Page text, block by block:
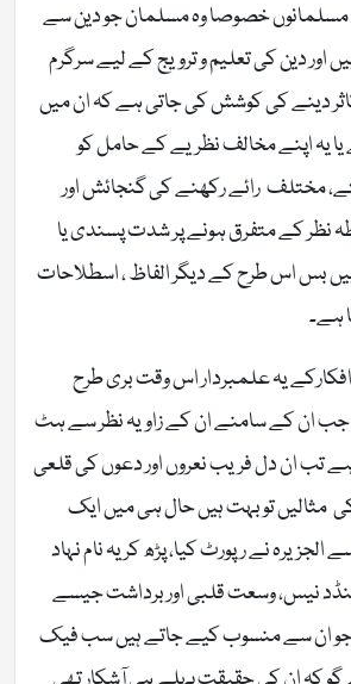
خصوصا وہ مسلمان جو دین سے
اور دین کی تعلیم و ترویج کے لیے سرگرم
دینے کی کوشش کی جاتی ہے کہ ان میں
یہ اپنے مخالف نظریے کے حامل کو
مختلف رائے رکھنے کی گنجائش اور
نظر کے متفرق ہونے پر شدت پسندی یا
بس اس طرح کے دیگر الفاظ ، اسطلاحات
ہے۔
یہ علمبردار اس وقت بری طرح
جب ان کے سامنے ان کے زاویہ نظر سے ہٹ
ہے تب ان دل فریب نعروں اور دعوں کی قلعی
مثالیں تو بہت ہیں حال ہی میں ایک
نے رپورٹ کیا، پڑھ کر یہ نام نہاد
نیس، وسعت قلبی اور برداشت جیسے
ان سے منسوب کیے جاتے ہیں سب فیک